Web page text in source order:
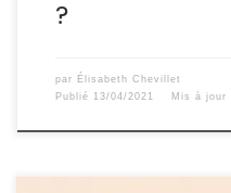
?
par Élisabeth Chevillet
Publié 13/04/2021 Mis à jour